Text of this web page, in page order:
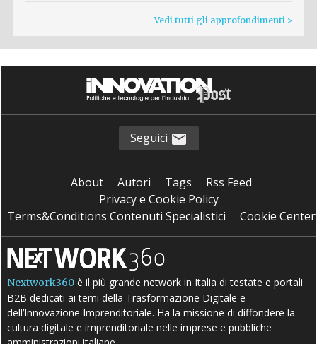
Vedi tutti gli approfondimenti >
Seguici
About Autori Tags
Rss Feed
Privacy e Cookie Policy
Terms&Conditions Contenuti Specialistici
Cookie Center
Nextwork360 è il più grande network in Italia di testate e portali
B2B dedicati ai temi della Trasformazione Digitale e
dell’Innovazione Imprenditoriale. Ha la missione di diffondere la
cultura digitale e imprenditoriale nelle imprese e pubbliche